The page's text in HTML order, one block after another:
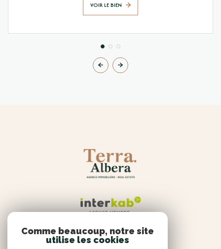
VOIR LE BIEN
TERRA ALBERA
Comme beaucoup, notre site
utilise les cookies